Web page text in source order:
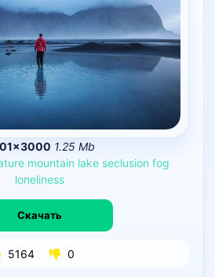
1.25 Mb
mountain lake seclusion fog
loneliness
Скачать
5164 0